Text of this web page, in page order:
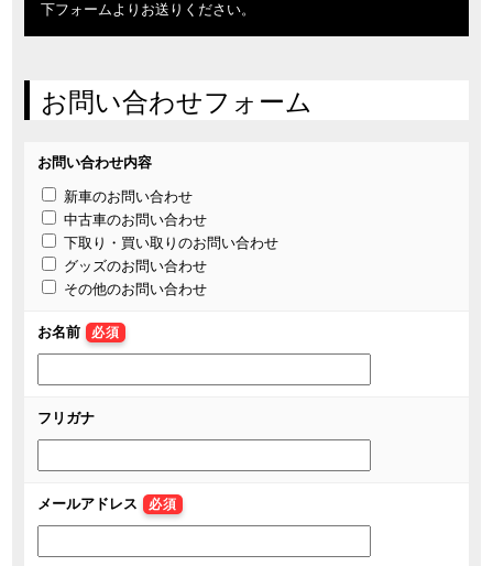
下フォームよりお送りください。
お問い合わせフォーム
お問い合わせ内容
新車のお問い合わせ
中古車のお問い合わせ
下取り・買い取りのお問い合わせ
グッズのお問い合わせ
その他のお問い合わせ
お名前 必須
フリガナ
メールアドレス 必須